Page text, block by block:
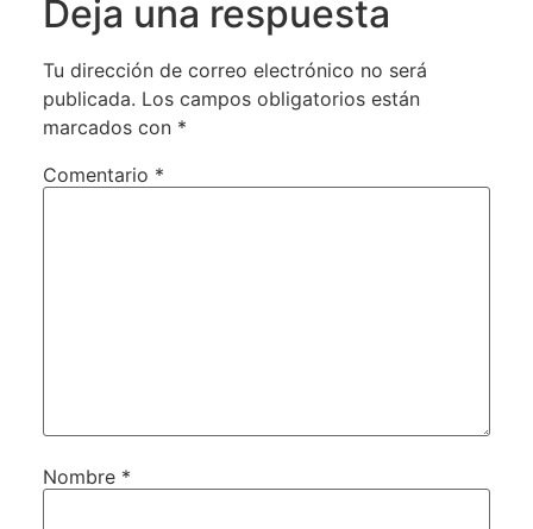
Deja una respuesta
Tu dirección de correo electrónico no será
publicada. Los campos obligatorios están
marcados con *
Comentario *
Nombre *